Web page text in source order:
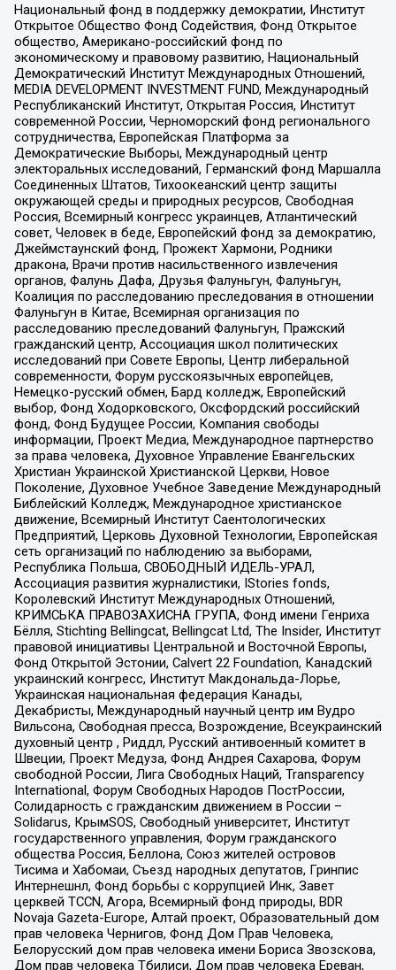
Национальный фонд в поддержку демократии, Институт
Открытое Общество Фонд Содействия, Фонд Открытое
общество, Американо-российский фонд по
экономическому и правовому развитию, Национальный
Демократический Институт Международных Отношений,
MEDIA DEVELOPMENT INVESTMENT FUND, Международный
Республиканский Институт, Открытая Россия, Институт
современной России, Черноморский фонд регионального
сотрудничества, Европейская Платформа за
Демократические Выборы, Международный центр
электоральных исследований, Германский фонд Маршалла
Соединенных Штатов, Тихоокеанский центр защиты
окружающей среды и природных ресурсов, Свободная
Россия, Всемирный конгресс украинцев, Атлантический
совет, Человек в беде, Европейский фонд за демократию,
Джеймстаунский фонд, Прожект Хармони, Родники
дракона, Врачи против насильственного извлечения
органов, Фалунь Дафа, Друзья Фалуньгун, Фалуньгун,
Коалиция по расследованию преследования в отношении
Фалуньгун в Китае, Всемирная организация по
расследованию преследований Фалуньгун, Пражский
гражданский центр, Ассоциация школ политических
исследований при Совете Европы, Центр либеральной
современности, Форум русскоязычных европейцев,
Немецко-русский обмен, Бард колледж, Европейский
выбор, Фонд Ходорковского, Оксфордский российский
фонд, Фонд Будущее России, Компания свободы
информации, Проект Медиа, Международное партнерство
за права человека, Духовное Управление Евангельских
Христиан Украинской Христианской Церкви, Новое
Поколение, Духовное Учебное Заведение Международный
Библейский Колледж, Международное христианское
движение, Всемирный Институт Саентологических
Предприятий, Церковь Духовной Технологии, Европейская
сеть организаций по наблюдению за выборами,
Республика Польша, СВОБОДНЫЙ ИДЕЛЬ-УРАЛ,
Ассоциация развития журналистики, IStories fonds,
Королевский Институт Международных Отношений,
КРИМСЬКА ПРАВОЗАХИСНА ГРУПА, Фонд имени Генриха
Бёлля, Stichting Bellingcat, Bellingcat Ltd, The Insider, Институт
правовой инициативы Центральной и Восточной Европы,
Фонд Открытой Эстонии, Calvert 22 Foundation, Канадский
украинский конгресс, Институт Макдональда-Лорье,
Украинская национальная федерация Канады,
Декабристы, Международный научный центр им Вудро
Вильсона, Свободная пресса, Возрождение, Всеукраинский
духовный центр , Риддл, Русский антивоенный комитет в
Швеции, Проект Медуза, Фонд Андрея Сахарова, Форум
свободной России, Лига Свободных Наций, Transparеncy
International, Форум Свободных Народов ПостРоссии,
Солидарность с гражданским движением в России –
Solidarus, КрымSOS, Свободный университет, Институт
государственного управления, Форум гражданского
общества Россия, Беллона, Союз жителей островов
Тисима и Хабомаи, Съезд народных депутатов, Гринпис
Интернешнл, Фонд борьбы с коррупцией Инк, Завет
церквей TCCN, Агора, Всемирный фонд природы, BDR
Novaja Gazeta-Europe, Алтай проект, Образовательный дом
прав человека Чернигов, Фонд Дом Прав Человека,
Белорусский дом прав человека имени Бориса Звозскова,
Дом прав человека Тбилиси, Дом прав человека Ереван,